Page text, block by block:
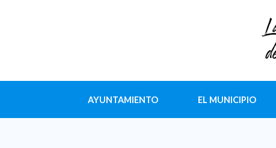
AYUNTAMIENTO EL MUNICIPIO